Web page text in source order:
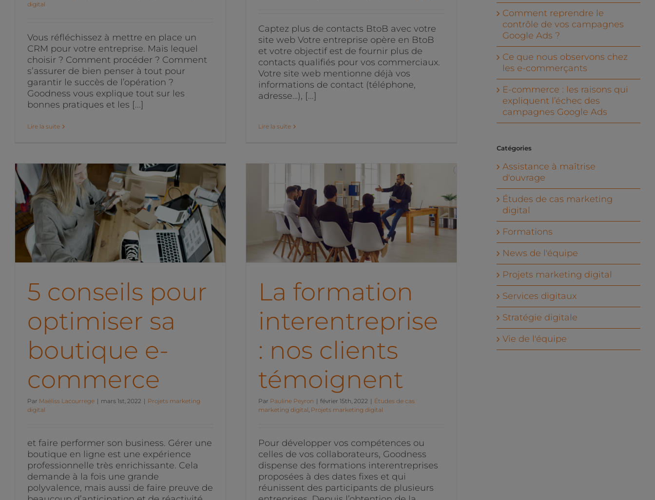
digital
Vous réfléchissez à mettre en place un
CRM pour votre entreprise. Mais lequel
choisir ? Comment procéder ? Comment
s’assurer de bien penser à tout pour
garantir le succès de l’opération ?
Goodness vous explique tout sur les
bonnes pratiques et les [...]
Lire la suite
Captez plus de contacts BtoB avec votre
site web Votre entreprise opère en BtoB
et votre objectif est de fournir plus de
contacts qualifiés pour vos commerciaux.
Votre site web mentionne déjà vos
informations de contact (téléphone,
adresse…), [...]
Lire la suite
5 conseils pour optimiser
sa boutique e-commerce
Projets marketing digital
5 conseils pour
optimiser sa
boutique e-
commerce
Par Maëliss Lacourrege | mars 1st, 2022 | Projets marketing
digital
et faire performer son business. Gérer une
boutique en ligne est une expérience
professionnelle très enrichissante. Cela
demande à la fois une grande
polyvalence, mais aussi de faire preuve de
La formation
interentreprise : nos clients
témoignent
Études de cas marketing digital Projets marketing digital
La formation
interentreprise
: nos clients
témoignent
Par Pauline Peyron | février 15th, 2022 | Études de cas
marketing digital, Projets marketing digital
Pour développer vos compétences ou
celles de vos collaborateurs, Goodness
dispense des formations interentreprises
proposées à des dates fixes et qui
réunissent des participants de plusieurs
Comment reprendre le
contrôle de vos campagnes
Google Ads ?
Ce que nous observons chez
les e-commerçants
E-commerce : les raisons qui
expliquent l’échec des
campagnes Google Ads
Catégories
Assistance à maîtrise
d'ouvrage
Études de cas marketing
digital
Formations
News de l'équipe
Projets marketing digital
Services digitaux
Stratégie digitale
Vie de l'équipe